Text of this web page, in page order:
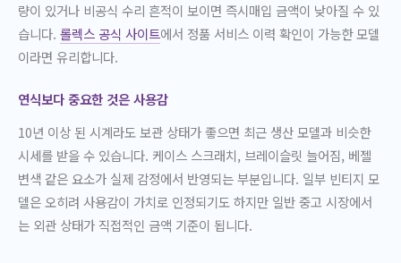
량이 있거나 비공식 수리 흔적이 보이면 즉시매입 금액이 낮아질 수 있
습니다. 롤렉스 공식 사이트에서 정품 서비스 이력 확인이 가능한 모델
이라면 유리합니다.
연식보다 중요한 것은 사용감
10년 이상 된 시계라도 보관 상태가 좋으면 최근 생산 모델과 비슷한
시세를 받을 수 있습니다. 케이스 스크래치, 브레이슬릿 늘어짐, 베젤
변색 같은 요소가 실제 감정에서 반영되는 부분입니다. 일부 빈티지 모
델은 오히려 사용감이 가치로 인정되기도 하지만 일반 중고 시장에서
는 외관 상태가 직접적인 금액 기준이 됩니다.